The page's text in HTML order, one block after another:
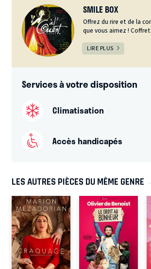
SMILE BOX
Offrez du rire et de la
que vous aimez ! Coffret
LIRE PLUS
Services à votre disposition
Climatisation
Accès handicapés
LES AUTRES PIÈCES DU MÊME GENRE